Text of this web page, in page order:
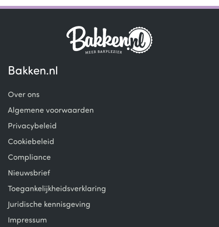
Bakken.nl
Over ons
Algemene voorwaarden
Privacybeleid
Cookiebeleid
Compliance
Nieuwsbrief
Toegankelijkheidsverklaring
Juridische kennisgeving
Impressum